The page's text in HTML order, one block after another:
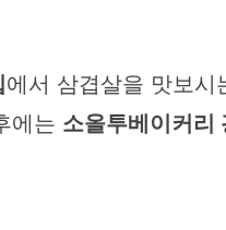
에서 삼겹살을 맛보
에는 소올투베이커리